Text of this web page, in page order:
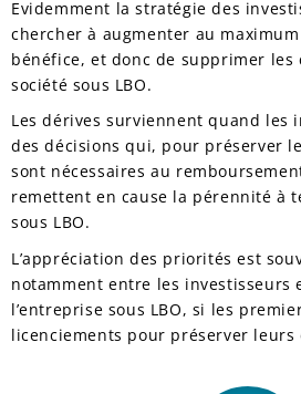
Evidemment la stratégie des
chercher à augmenter au
bénéfice, et donc de supprimer les
société sous LBO.
Les dérives surviennent quand les
des décisions qui, pour préserver
sont nécessaires au
remettent en cause la pérennité à
sous LBO.
L’appréciation des priorités est
notamment entre les investisseurs
l’entreprise sous LBO, si les
licenciements pour préserver leurs